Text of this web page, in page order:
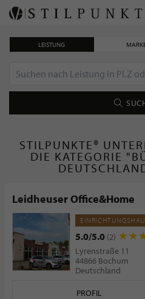
LEISTUNG
STILPUNKTE®
DIE KATEGORIE
Leidheuser Office&Home
5.0/5.0 (2)
Lyrenstraße 11
44866 Bochum
Deutschland
PROFIL